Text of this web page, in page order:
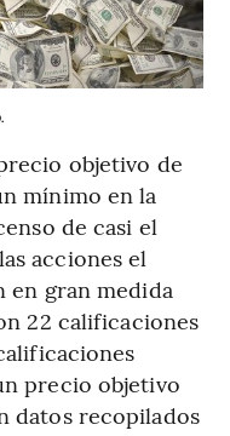
objetivo de
mínimo en la
de casi el
acciones el
en gran medida
22 calificaciones
precio objetivo
datos recopilados